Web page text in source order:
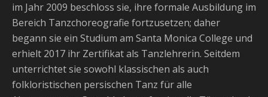
im Jahr 2009 beschloss sie, ihre formale Ausbildung im
Bereich Tanzchoreografie fortzusetzen; daher
begann sie ein Studium am Santa Monica College und
erhielt 2017 ihr Zertifikat als Tanzlehrerin. Seitdem
unterrichtet sie sowohl klassischen als auch
folkloristischen persischen Tanz für alle